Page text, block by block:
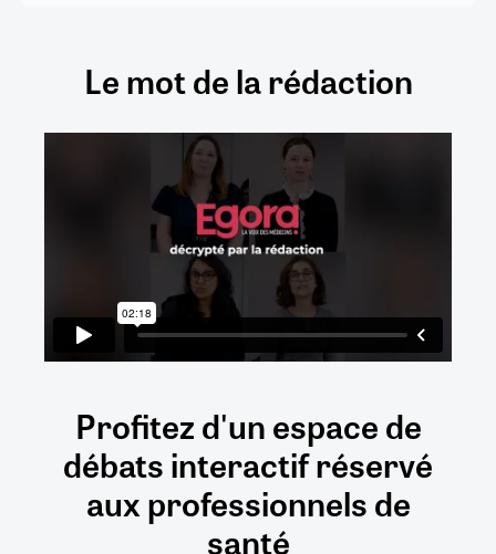
Le mot de la rédaction
Profitez d'un espace de
débatsinteractifréservé
auxprofessionnels de
santé